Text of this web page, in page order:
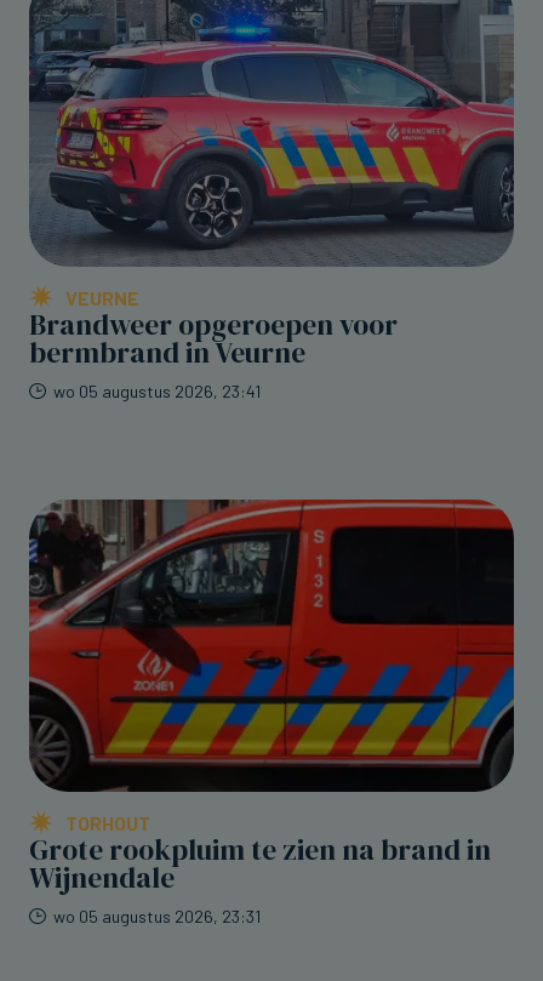
VEURNE
Brandweer opgeroepen voor
bermbrand in Veurne
wo 05 augustus 2026, 23:41
TORHOUT
Grote rookpluim te zien na brand in
Wijnendale
wo 05 augustus 2026, 23:31